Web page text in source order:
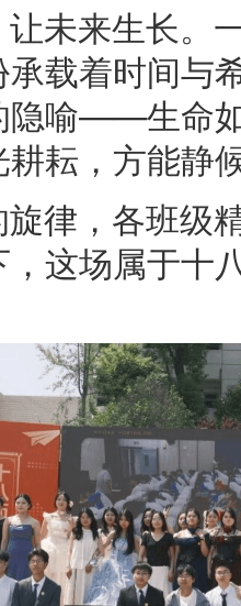
未来生长。
载着时间与
隐喻——生命
耘，方能静
律，各班级
这场属于十